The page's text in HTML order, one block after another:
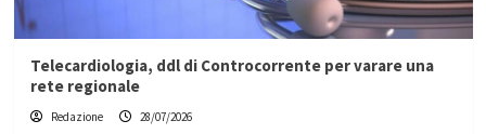
Telecardiologia, ddl di Controcorrente per varare una
rete regionale
Redazione 28/07/2026